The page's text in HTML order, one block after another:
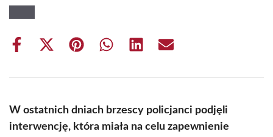
Share
Share
(Twitter)
Share Share Share Share
W ostatnich dniach brzescy policjanci podjęli
interwencję, która miała na celu zapewnienie